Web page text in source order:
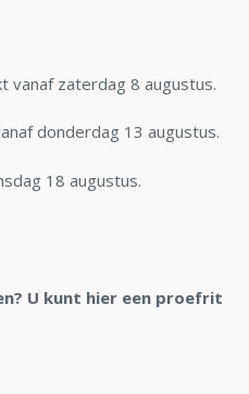
vanaf zaterdag 8 augustus.
donderdag 13 augustus.
18 augustus.
U kunt hier een proefrit